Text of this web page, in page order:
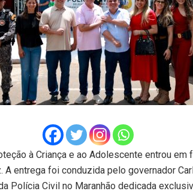
à Criança e ao Adolescente entrou em
entrega foi conduzida pelo governador
Polícia Civil no Maranhão dedicada